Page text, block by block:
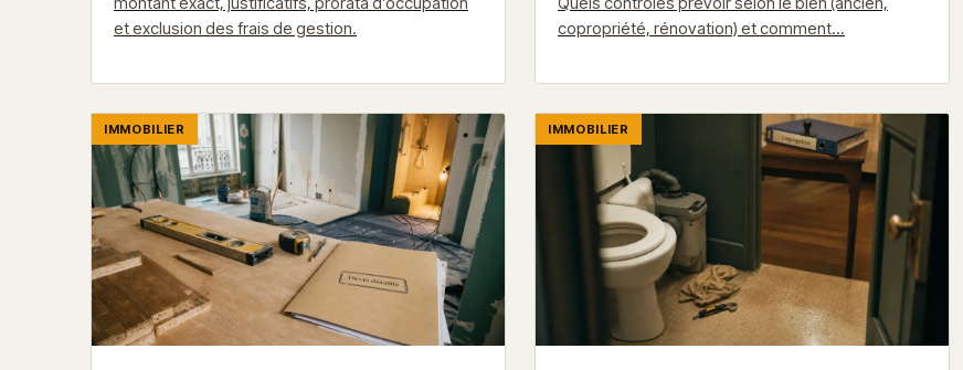
et exclusion des frais de gestion.
copropriété, rénovation) et comment…
IMMOBILIER IMMOBILIER